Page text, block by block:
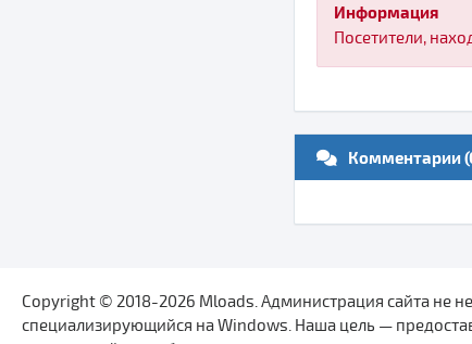
Информация
Посетители,
Комментарии
Copyright © 2018-2026 Mloads. Администрация сайта не
специализирующийся на Windows. Наша цель —